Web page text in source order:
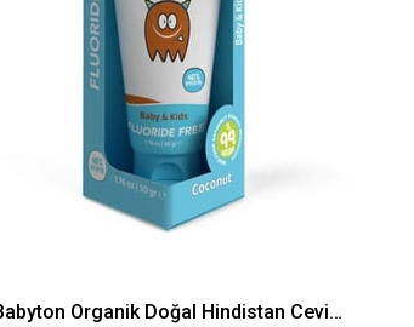
Babyton Organik Doğal Hindistan Cevizi Aromalı Diş Macunu 50 gr